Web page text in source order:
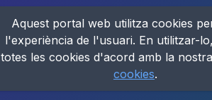
Aquest portal web utilitza cookies
l'experiència de l'usuari. En utilitzar-
totes les cookies d'acord amb la nostra
cookies.